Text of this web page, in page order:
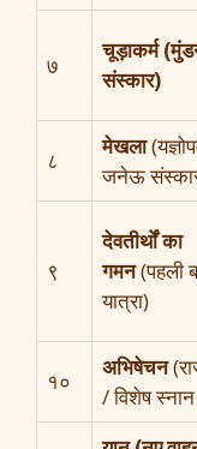
७
चूड़ाकर्म
संस्कार)
८
मेखला
जनेऊ
९
देवतीर्थों का
गमन(पहली
यात्रा)
१०
अभिषेचन
/ विशेष